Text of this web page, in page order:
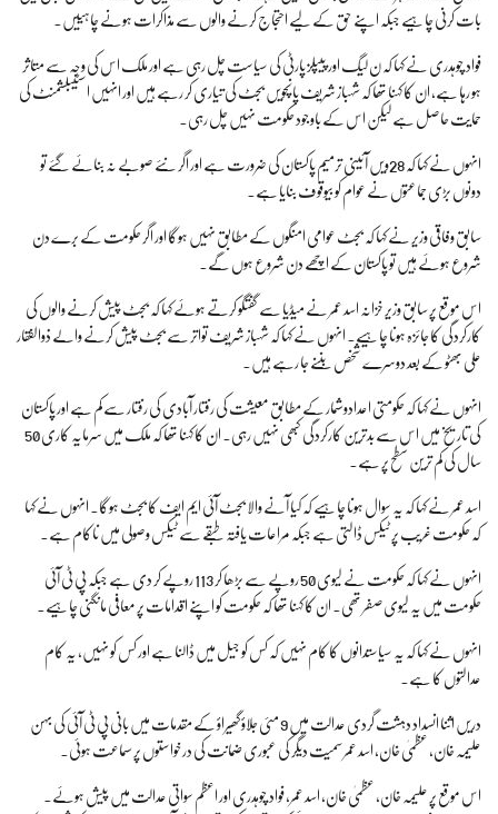
بات کرنی چاہیے جبکہ اپنے حق کے لیے احتجاج کرنے والوں سے مذاکرات ہونے چاہییں۔
فواد چوہدری نے کہا کہ ن لیگ اور پیپلز پارٹی کی سیاست چل رہی ہے اور ملک اس کی وجہ سے متاثر
ہو رہا ہے، ان کا کہنا تھا کہ شہباز شریف پانچویں بجٹ کی تیاری کر رہے ہیں اور انہیں اسٹیبلشمنٹ کی
حمایت حاصل ہے لیکن اس کے باوجود حکومت نہیں چل رہی۔
انہوں نے کہا کہ 28ویں آئینی ترمیم پاکستان کی ضرورت ہے اور اگر نئے صوبے نہ بنائے گئے تو
دونوں بڑی جماعتوں نے عوام کو بیوقوف بنایا ہے۔
سابق وفاقی وزیر نے کہا کہ بجٹ عوامی امنگوں کے مطابق نہیں ہوگا اور اگر حکومت کے برے دن
شروع ہوئے ہیں تو پاکستان کے اچھے دن شروع ہوں گے۔
اس موقع پر سابق وزیر خزانہ اسد عمر نے میڈیا سے گفتگو کرتے ہوئے کہا کہ بجٹ پیش کرنے والوں کی
کارکردگی کا جائزہ ہونا چاہیے۔ انہوں نے کہا کہ شہباز شریف تواتر سے بجٹ پیش کرنے والے ذوالفقار
علی بھٹو کے بعد دوسرے شخص بننے جا رہے ہیں۔
انہوں نے کہا کہ حکومتی اعدادوشمار کے مطابق معیشت کی رفتار آبادی کی رفتار سے کم ہے اور پاکستان
کی تاریخ میں اس سے بدترین کارکردگی کبھی نہیں رہی۔ ان کا کہنا تھا کہ ملک میں سرمایہ کاری 50
سال کی کم ترین سطح پر ہے۔
اسد عمر نے کہا کہ یہ سوال ہونا چاہیے کہ کیا آنے والا بجٹ آئی ایم ایف کا بجٹ ہوگا۔ انہوں نے کہا
کہ حکومت غریب پر ٹیکس ڈالتی ہے جبکہ مراعات یافتہ طبقے سے ٹیکس وصولی میں ناکام ہے۔
انہوں نے کہا کہ حکومت نے لیوی 50 روپے سے بڑھا کر 113 روپے کر دی ہے جبکہ پی ٹی آئی
حکومت میں یہ لیوی صفر تھی۔ ان کا کہنا تھا کہ حکومت کو اپنے اقدامات پر معافی مانگنی چاہیے۔
انہوں نے کہا کہ یہ سیاستدانوں کا کام نہیں کہ کس کو جیل میں ڈالنا ہے اور کس کو نہیں، یہ کام
عدالتوں کا ہے۔
دریں اثنا انسداد دہشت گردی عدالت میں 9 مئی جلاؤ گھیراؤ کے مقدمات میں بانی پی ٹی آئی کی بہن
علیمہ خان، عظمیٰ خان، اسد عمر سمیت دیگر کی عبوری ضمانت کی درخواستوں پر سماعت ہوئی۔
اس موقع پر علیمہ خان، عظمیٰ خان، اسد عمر، فواد چوہدری اور اعظم سواتی عدالت میں پیش ہوئے۔